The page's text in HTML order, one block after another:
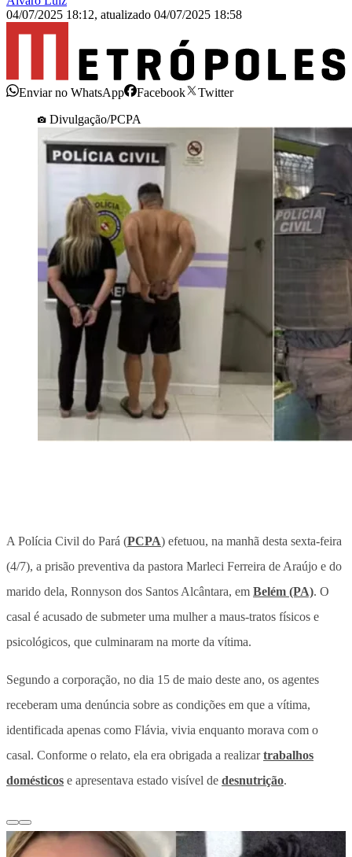
04/07/2025 18:12, atualizado 04/07/2025 18:58
Enviar no WhatsApp Facebook
Twitter
Divulgação/PCPA
A Polícia Civil do Pará (PCPA) efetuou, na manhã desta sexta-feira
(4/7), a prisão preventiva da pastora Marleci Ferreira de Araújo e do
marido dela, Ronnyson dos Santos Alcântara, em Belém (PA). O
casal é acusado de submeter uma mulher a maus-tratos físicos e
psicológicos, que culminaram na morte da vítima.
Segundo a corporação, no dia 15 de maio deste ano, os agentes
receberam uma denúncia sobre as condições em que a vítima,
identificada apenas como Flávia, vivia enquanto morava com o
casal. Conforme o relato, ela era obrigada a realizartrabalhos
domésticos e apresentava estado visível de desnutrição.